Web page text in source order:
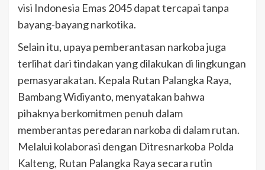
visi Indonesia Emas 2045 dapat tercapai tanpa
bayang-bayang narkotika.
Selain itu, upaya pemberantasan narkoba juga
terlihat dari tindakan yang dilakukan di lingkungan
pemasyarakatan. Kepala Rutan Palangka Raya,
Bambang Widiyanto, menyatakan bahwa
pihaknya berkomitmen penuh dalam
memberantas peredaran narkoba di dalam rutan.
Melalui kolaborasi dengan Ditresnarkoba Polda
Kalteng, Rutan Palangka Raya secara rutin